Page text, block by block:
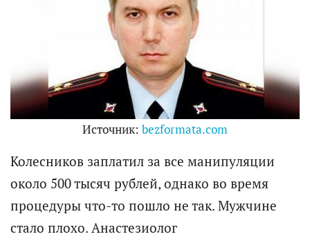
Источник: bezformata.com
Колесников заплатил за все манипуляции
около 500 тысяч рублей, однако во время
процедуры что-то пошло не так. Мужчине
стало плохо. Анастезиолог